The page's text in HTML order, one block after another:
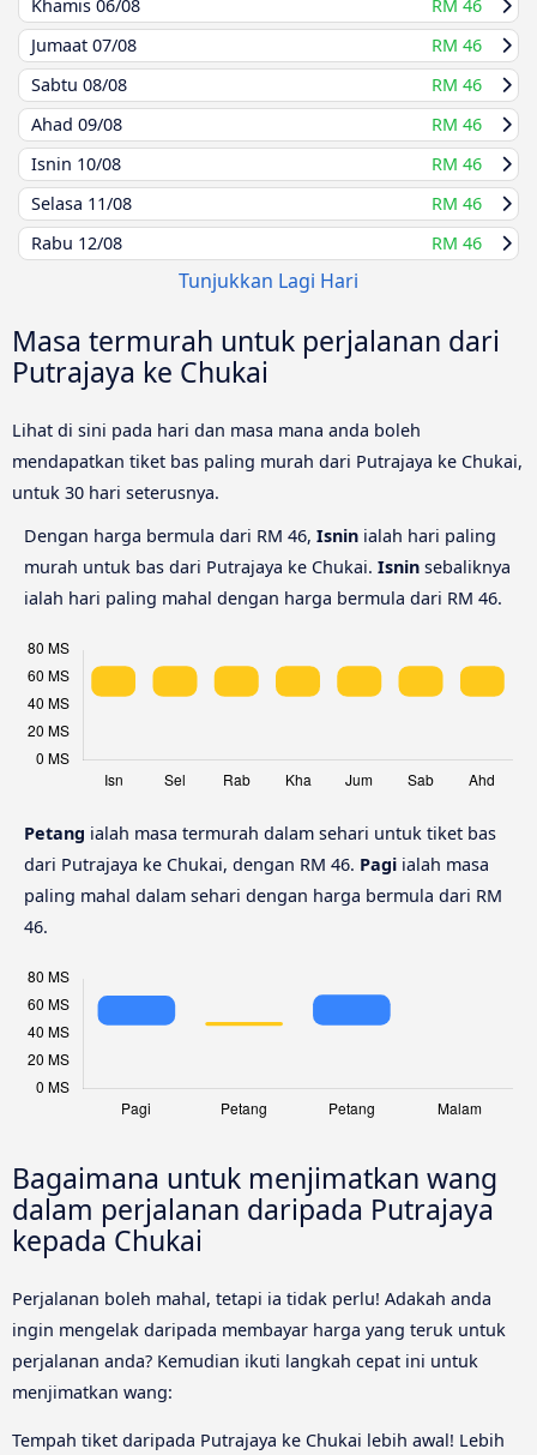
Khamis 06/08
RM 46
Jumaat 07/08
RM 46
Sabtu 08/08
RM 46
Ahad 09/08
RM 46
Isnin 10/08
RM 46
Selasa 11/08
RM 46
Rabu 12/08 RM 46
Tunjukkan Lagi Hari
Masa termurah untuk perjalanan dari
Putrajaya ke Chukai
Lihat di sini pada hari dan masa mana anda boleh
mendapatkan tiket bas paling murah dari Putrajaya ke Chukai,
untuk 30 hari seterusnya.
Dengan harga bermula dari RM 46, Isnin ialah hari paling
murah untuk bas dari Putrajaya ke Chukai. Isnin sebaliknya
ialah hari paling mahal dengan harga bermula dari RM 46.
Petang ialah masa termurah dalam sehari untuk tiket bas
dari Putrajaya ke Chukai, dengan RM 46. Pagi ialah masa
paling mahal dalam sehari dengan harga bermula dari RM
46.
Bagaimana untuk menjimatkan wang
dalam perjalanan daripada Putrajaya
kepada Chukai
Perjalanan boleh mahal, tetapi ia tidak perlu! Adakah anda
ingin mengelak daripada membayar harga yang teruk untuk
perjalanan anda? Kemudian ikuti langkah cepat ini untuk
menjimatkan wang:
Tempah tiket daripada Putrajaya ke Chukai lebih awal! Lebih